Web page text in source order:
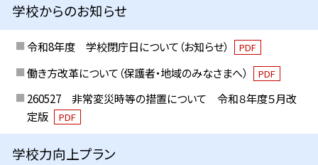
学校からのお知らせ
令和8年度 学校閉庁日について（お知らせ） PDF
働き方改革について（保護者・地域のみなさまへ） PDF
260527 非常変災時等の措置について 令和８年度５月改
定版
PDF
学校力向上プラン